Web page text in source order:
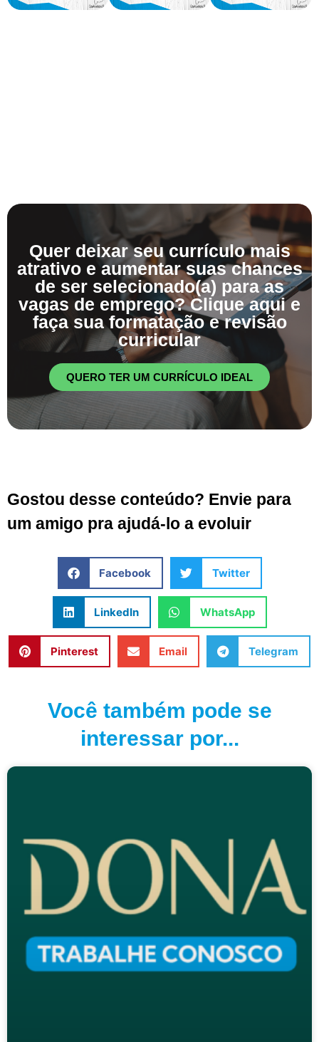
Quer deixar seu currículo mais
atrativo e aumentar suas chances
de ser selecionado(a) para as
vagas de emprego? Clique aqui e
faça sua formatação e revisão
curricular
QUERO TER UM CURRÍCULO IDEAL
Gostou desse conteúdo? Envie para
um amigo pra ajudá-lo a evoluir
Facebook Twitter
LinkedIn WhatsApp
Pinterest Email Telegram
Você também pode se
interessar por...